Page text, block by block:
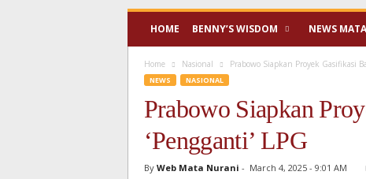
HOME BENNY’S WISDOM NEWS MATA
Home Nasional Prabowo Siapkan Proyek Gasifikasi
NEWS NASIONAL
Prabowo Siapkan
‘Pengganti’ LPG
By Web Mata Nurani - March 4, 2025 - 9:01 AM